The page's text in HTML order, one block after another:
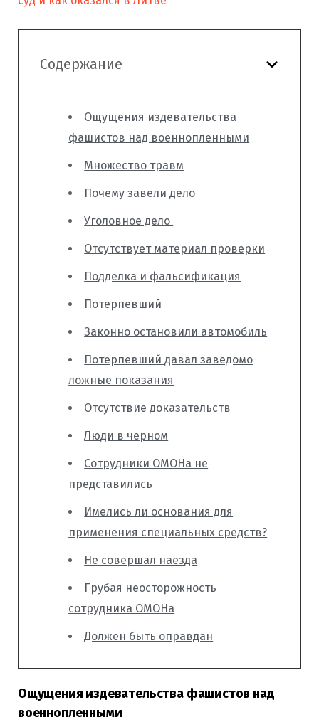
Содержание
Ощущения издевательства
фашистов над военнопленными
Множество травм
Почему завели дело
Уголовное дело
Отсутствует материал проверки
Подделка и фальсификация
Потерпевший
Законно остановили автомобиль
Потерпевший давал заведомо
ложные показания
Отсутствие доказательств
Люди в черном
Сотрудники ОМОНа не
представились
Имелись ли основания для
применения специальных средств?
Не совершал наезда
Грубая неосторожность
сотрудника ОМОНа
Должен быть оправдан
Ощущения издевательства фашистов над
военнопленными